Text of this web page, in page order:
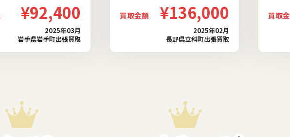
¥92,400
2025年03月
岩手県岩手町出張買取
買取金額 ¥136,000
2025年02月
長野県立科町出張買取
買取